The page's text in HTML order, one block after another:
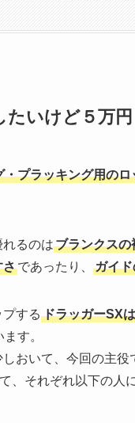
たいけど５万
・プラッキング用の
るのはブランクスの
さであったり、 ガイ
する ドラッガーSX
す。
おいて、今回の主
、それぞれ以下の人